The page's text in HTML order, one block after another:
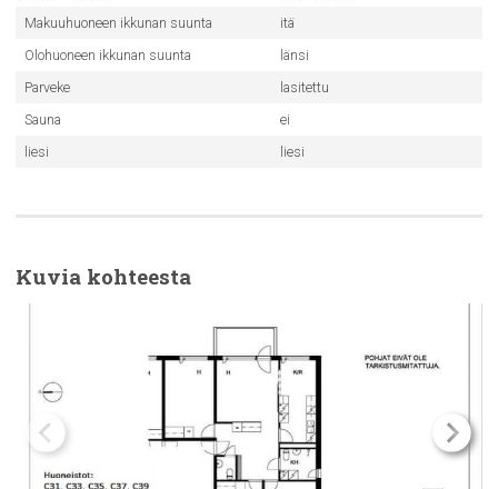
Makuuhuoneen ikkunan suunta
itä
Olohuoneen ikkunan suunta
länsi
Parveke
lasitettu
Sauna
ei
liesi
liesi
Kuvia kohteesta